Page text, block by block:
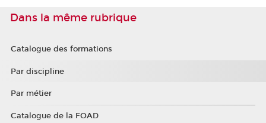
Dans la même rubrique
Catalogue des formations
Par discipline
Par métier
Catalogue de la FOAD